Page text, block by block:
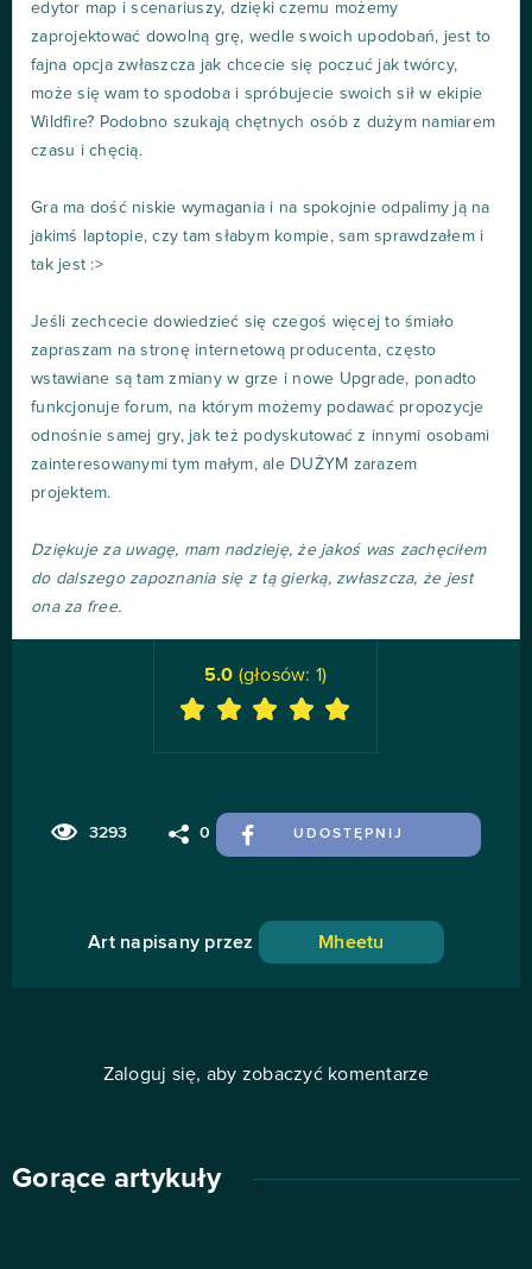
edytor map i scenariuszy, dzięki czemu możemy
zaprojektować dowolną grę, wedle swoich upodobań, jest to
fajna opcja zwłaszcza jak chcecie się poczuć jak twórcy,
może się wam to spodoba i spróbujecie swoich sił w ekipie
Wildfire? Podobno szukają chętnych osób z dużym namiarem
czasu i chęcią.
Gra ma dość niskie wymagania i na spokojnie odpalimy ją na
jakimś laptopie, czy tam słabym kompie, sam sprawdzałem i
tak jest :>
Jeśli zechcecie dowiedzieć się czegoś więcej to śmiało
zapraszam na stronę internetową producenta, często
wstawiane są tam zmiany w grze i nowe Upgrade, ponadto
funkcjonuje forum, na którym możemy podawać propozycje
odnośnie samej gry, jak też podyskutować z innymi osobami
zainteresowanymi tym małym, ale DUŻYM zarazem
projektem.
Dziękuje za uwagę, mam nadzieję, że jakoś was zachęciłem
do dalszego zapoznania się z tą gierką, zwłaszcza, że jest
ona za free.
3293 0 UDOSTĘPNIJ
5.0 (głosów: 1)
Art napisany przez Mheetu
Zaloguj się, aby zobaczyć komentarze
Gorące artykuły